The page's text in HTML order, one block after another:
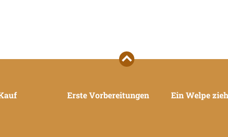
Erste Vorbereitungen Ein Welpe